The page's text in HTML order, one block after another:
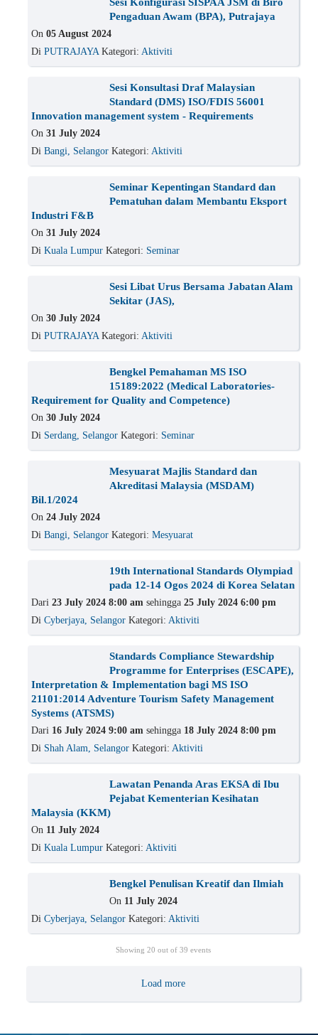
Pengaduan Awam (BPA), Putrajaya
On 05 August 2024
Di PUTRAJAYA Kategori: Aktiviti
Sesi Konsultasi Draf Malaysian
Standard (DMS) ISO/FDIS 56001
Innovation management system - Requirements
On 31 July 2024
Di Bangi, Selangor Kategori: Aktiviti
Seminar Kepentingan Standard dan
Pematuhan dalam Membantu Eksport
Industri F&B
On 31 July 2024
Di Kuala Lumpur Kategori: Seminar
Sesi Libat Urus Bersama Jabatan Alam
Sekitar (JAS),
On 30 July 2024
Di PUTRAJAYA Kategori: Aktiviti
Bengkel Pemahaman MS ISO
15189:2022 (Medical Laboratories-
Requirement for Quality and Competence)
On 30 July 2024
Di Serdang, Selangor Kategori: Seminar
Mesyuarat Majlis Standard dan
Akreditasi Malaysia (MSDAM)
Bil.1/2024
On 24 July 2024
Di Bangi, Selangor Kategori: Mesyuarat
19th International Standards Olympiad
pada 12-14 Ogos 2024 di Korea Selatan
Dari 23 July 2024 8:00 am sehingga 25 July 2024 6:00 pm
Di Cyberjaya, Selangor Kategori: Aktiviti
Standards Compliance Stewardship
Programme for Enterprises (ESCAPE),
Interpretation & Implementation bagi MS ISO
21101:2014 Adventure Tourism Safety Management
Systems (ATSMS)
Dari 16 July 2024 9:00 am sehingga 18 July 2024 8:00 pm
Di Shah Alam, Selangor Kategori: Aktiviti
Lawatan Penanda Aras EKSA di Ibu
Pejabat Kementerian Kesihatan
Malaysia (KKM)
On 11 July 2024
Di Kuala Lumpur Kategori: Aktiviti
Bengkel Penulisan Kreatif dan Ilmiah
On 11 July 2024
Di Cyberjaya, Selangor Kategori: Aktiviti
Showing 20 out of 39 events
Load more